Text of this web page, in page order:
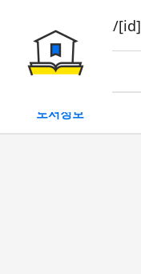
book/rent/[id]
대여
도서정보